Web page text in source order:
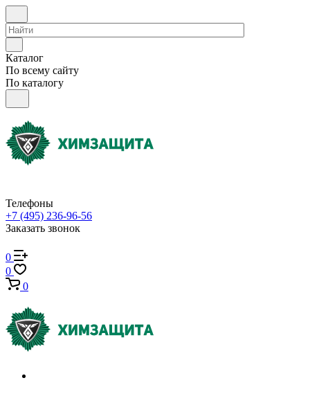
Каталог
По всему сайту
По каталогу
Телефоны
+7 (495) 236-96-56
Заказать звонок
0
0
0